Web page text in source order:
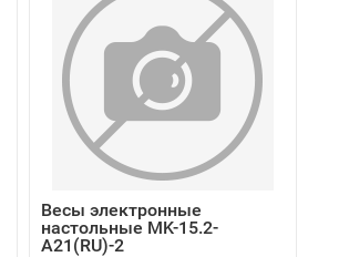
Весы электронные
настольные MK-15.2-
A21(RU)-2